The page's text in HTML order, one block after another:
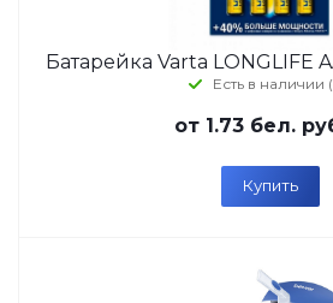
Батарейка Varta LONGLIFE
Есть в наличии
от 1.73 бел.
Купить